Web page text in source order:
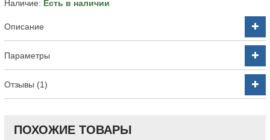
Наличие: Есть в наличии
Описание
Параметры
Отзывы (1)
ПОХОЖИЕ ТОВАРЫ